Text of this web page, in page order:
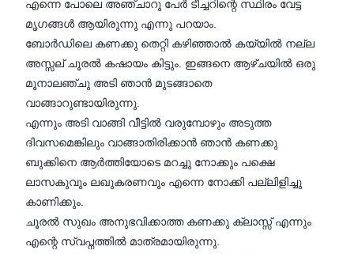
എന്നെ പോലെ അഞ്ചാറു പേർ ടീച്ചറിന്റെ സ്ഥിരം വേട്ട
മൃഗങ്ങൾ ആയിരുന്നു എന്നു പറയാം.
ബോർഡിലെ കണക്കു തെറ്റി കഴിഞ്ഞാൽ കയ്യിൽ നല്ല
അസ്സല് ചൂരൽ കഷായം കിട്ടും. ഇങ്ങനെ ആഴ്ചയിൽ ഒരു
മൂനാലഞ്ചു അടി ഞാൻ മുടങ്ങാതെ
വാങ്ങാറുണ്ടായിരുന്നു.
എന്നും അടി വാങ്ങി വീട്ടിൽ വരുമ്പോഴും അടുത്ത
ദിവസമെങ്കിലും വാങ്ങാതിരിക്കാൻ ഞാൻ കണക്കു
ബുക്കിനെ ആർത്തിയോടെ മറച്ചു നോക്കും പക്ഷെ
ലാസകുവും ലഖുകരണവും എന്നെ നോക്കി പല്ലിളിച്ചു
കാണിക്കും.
ചൂരൽ സുഖം അനുഭവിക്കാത്ത കണക്കു ക്ലാസ്സ്‌ എന്നും
എന്റെ സ്വപ്നത്തിൽ മാത്രമായിരുന്നു.